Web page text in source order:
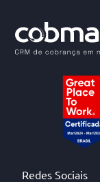
Redes Sociais